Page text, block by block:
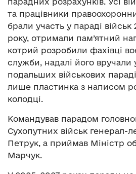
та працівники
брали участь у параді
року, отримали пам’ятний
котрий розробили фахівці
служби, надалі його вручали
подальших військових
лише пластинка з написом
колодці.
Командував парадом
Сухопутних військ генерал-
Петрук, а приймав Міністр
Марчук.